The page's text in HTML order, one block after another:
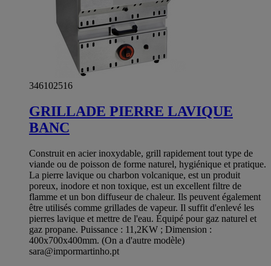
346102516
GRILLADE PIERRE LAVIQUE
BANC
Construit en acier inoxydable, grill rapidement tout type de
viande ou de poisson de forme naturel, hygiénique et pratique.
La pierre lavique ou charbon volcanique, est un produit
poreux, inodore et non toxique, est un excellent filtre de
flamme et un bon diffuseur de chaleur. Ils peuvent également
être utilisés comme grillades de vapeur. Il suffit d'enlevé les
pierres lavique et mettre de l'eau. Équipé pour gaz naturel et
gaz propane. Puissance : 11,2KW ; Dimension :
400x700x400mm. (On a d'autre modèle)
sara@impormartinho.pt